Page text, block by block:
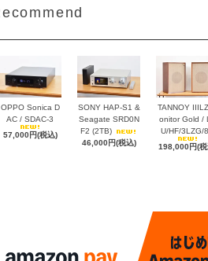
とても味わい深くすごく良い音です。
そう
@uraraka 2026年7月16日 18:15
オンラインショップ、ヤフオクともに
画像サイズと文字サイズを変更。もっ
と早く調整しておけば良かった
番号で。迷惑。世界中にものすごい量
の詐欺電話がかかっているんだろう
な。てか国際電話全部拒否する設定と
OPPO Sonica D
AC / SDAC-3
57,000円(税込)
SONY HAP-S1 &
Seagate SRD0N
F2 (2TB)
46,000円(税込)
TANNOY
onitor Gold /
U/HF/3LZG/
198,000円(税